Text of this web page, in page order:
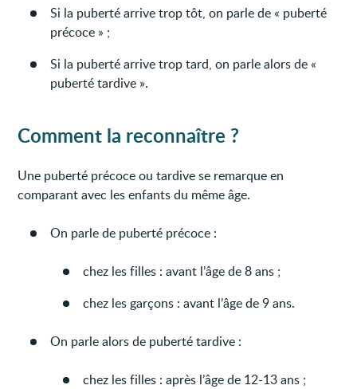
Si la puberté arrive trop tôt, on parle de « puberté
précoce » ;
Si la puberté arrive trop tard, on parle alors de «
puberté tardive ».
Comment la reconnaître ?
Une puberté précoce ou tardive se remarque en
comparant avec les enfants du même âge.
On parle de puberté précoce :
chez les filles : avant l’âge de 8 ans ;
chez les garçons : avant l’âge de 9 ans.
On parle alors de puberté tardive :
chez les filles : après l’âge de 12-13 ans ;